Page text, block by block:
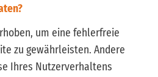
um eine fehlerfreie
zu gewährleisten. Andere
Ihres Nutzerverhaltens